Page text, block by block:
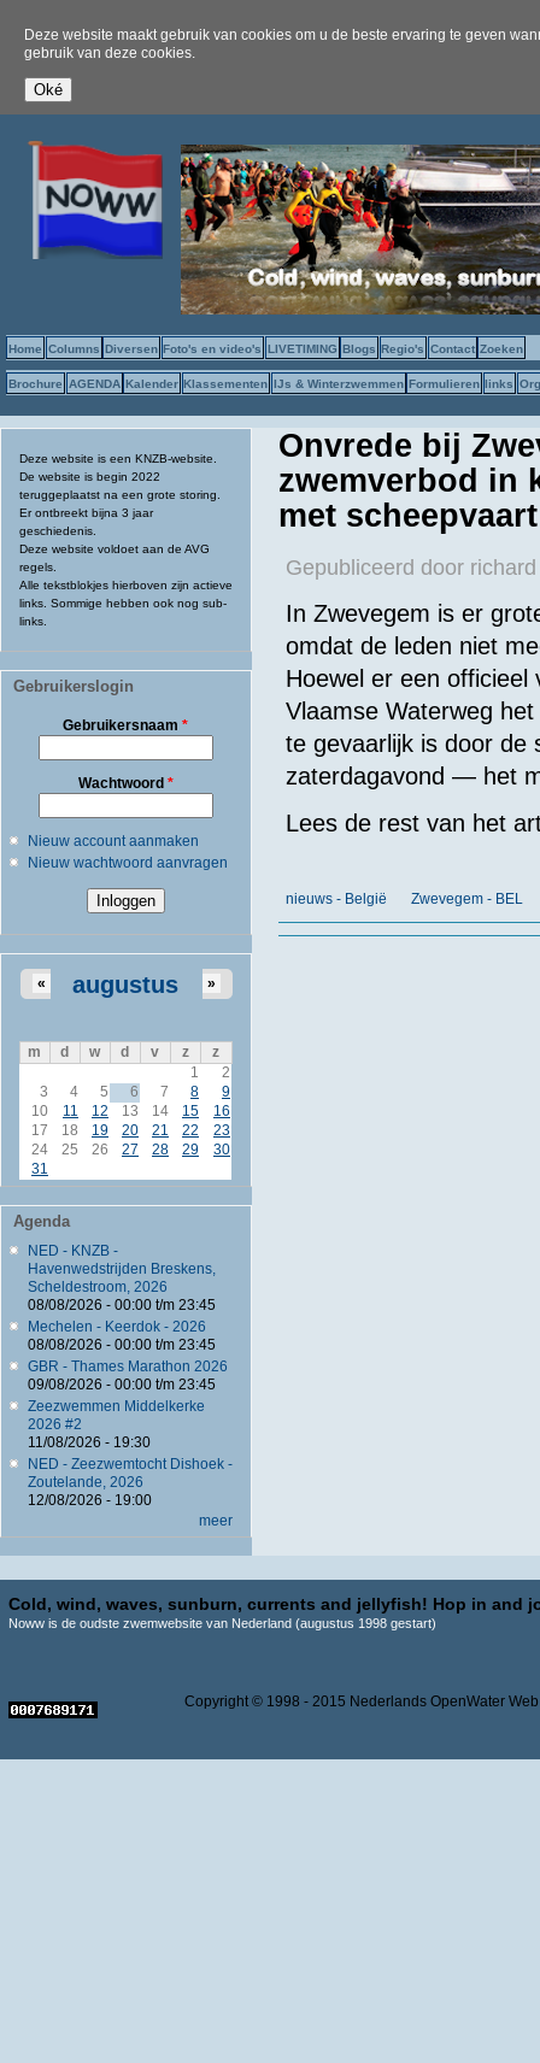
Deze website maakt gebruik van cookies om u de beste ervaring te geven
gebruik van deze cookies.
Home Columns Diversen Foto's en video's LIVETIMING Blogs Regio's Contact Zoeken
Brochure AGENDA Kalender Klassementen IJs & Winterzwemmen Formulieren links
Deze website is een KNZB-website.
De website is begin 2022
teruggeplaatst na een grote storing.
Er ontbreekt bijna 3 jaar
geschiedenis.
Deze website voldoet aan de AVG
regels.
Alle tekstblokjes hierboven zijn actieve
links. Sommige hebben ook nog sub-
links.
Gebruikerslogin
Gebruikersnaam*
Wachtwoord *
Nieuw account aanmaken
Nieuw wachtwoord aanvragen
augustus
« »
m d w d v z
z
1
2
3
4 5 6 7 8
9
10
11 12 13 14 15
16
17
18 19 20 21 22
23
24
25 26 27 28 29
30
31
Agenda
NED - KNZB -
Havenwedstrijden Breskens,
Scheldestroom, 2026
08/08/2026 - 00:00t/m 23:45
Mechelen - Keerdok - 2026
08/08/2026 - 00:00t/m 23:45
GBR - Thames Marathon 2026
09/08/2026 - 00:00t/m 23:45
Zeezwemmen Middelkerke
2026 #2
11/08/2026 - 19:30
NED - Zeezwemtocht Dishoek -
Zoutelande, 2026
12/08/2026 - 19:00
meer
Onvrede bij
zwemverbod in
met
Gepubliceerd door
In Zwevegem is er
omdat de leden niet
Hoewel er een
Vlaamse Waterweg
te gevaarlijk is door de
zaterdagavond — het
Lees de rest van het
nieuws - België Zwevegem - BEL
Cold, wind, waves, sunburn, currents and jellyfish! Hop in and
Noww is de oudste zwemwebsite van Nederland (augustus 1998 gestart)
Copyright © 1998 - 2015 Nederlands OpenWater